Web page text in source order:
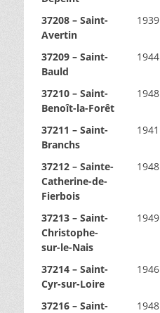
37208 – Saint-
Avertin
1939
37209 – Saint-
Bauld
1944
37210 – Saint-
Benoît-la-Forêt
1948
37211 – Saint-
Branchs
1941
37212 – Sainte-
Catherine-de-
Fierbois
1948
37213 – Saint-
Christophe-
sur-le-Nais
1949
37214 – Saint-
Cyr-sur-Loire
1946
37216 – Saint-
1948